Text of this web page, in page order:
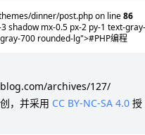
dinner/post.php on line86
shadow mx-0.5 px-2 py-1 text-
700 rounded-lg">#PHP编程
archives/127/
，并采用 CC BY-NC-SA 4.0 授